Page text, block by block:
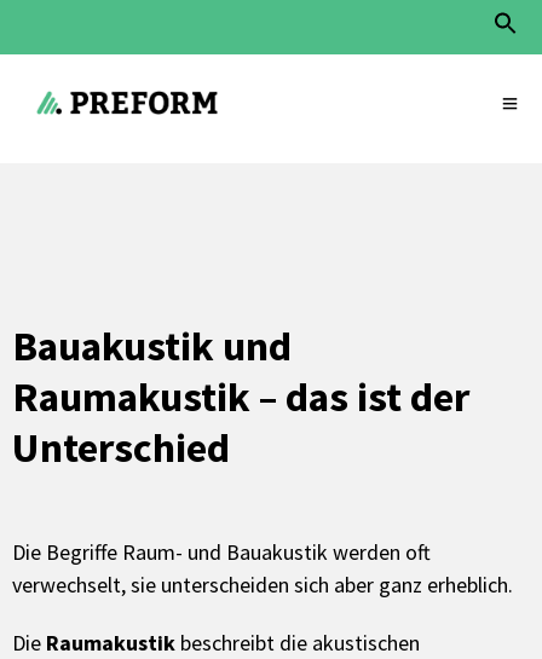
Search Button
Bauakustik und
Raumakustik – das ist der
Unterschied
Die Begriffe Raum- und Bauakustik werden oft
verwechselt, sie unterscheiden sich aber ganz erheblich.
Die Raumakustik beschreibt die akustischen